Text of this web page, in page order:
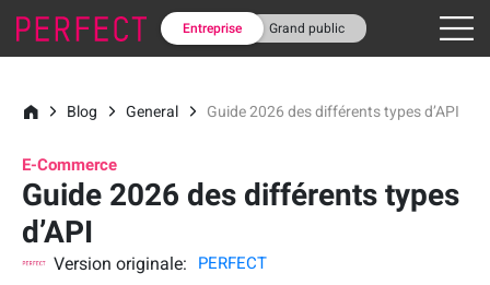
Entreprise Grand public
Blog General Guide 2026 des différents types d’API
E-Commerce
Guide 2026 des différents types
d’API
Version originale:
PERFECT